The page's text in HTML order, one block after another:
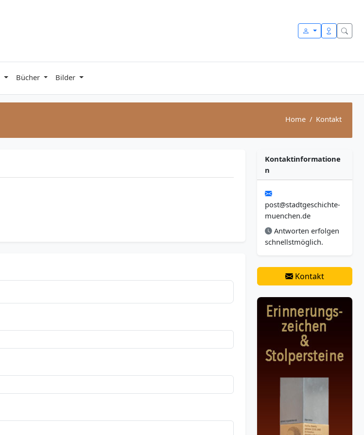
Bücher Bilder
Home Kontakt
Kontaktinformatione
n
post@stadtgeschichte-
muenchen.de
Antworten erfolgen
schnellstmöglich.
Kontakt